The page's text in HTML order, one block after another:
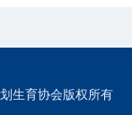
生育协会版权所有